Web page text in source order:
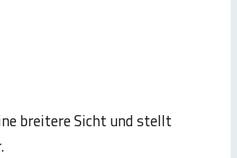
breitere Sicht und stellt